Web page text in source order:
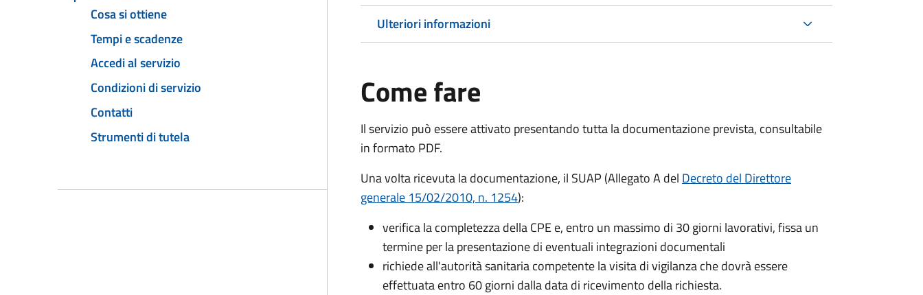
Cosa si ottiene
Tempi e scadenze
Accedi al servizio
Condizioni di servizio
Contatti
Strumenti di tutela
Ulteriori informazioni
Come fare
Il servizio può essere attivato presentando tutta la documentazione prevista, consultabile
in formato PDF.
Una volta ricevuta la documentazione, il SUAP (Allegato A del Decreto del Direttore
generale 15/02/2010, n. 1254):
verifica la completezza della CPE e, entro un massimo di 30 giorni lavorativi, fissa un
termine per la presentazione di eventuali integrazioni documentali
richiede all'autorità sanitaria competente la visita di vigilanza che dovrà essere
effettuata entro 60 giorni dalla data di ricevimento della richiesta.